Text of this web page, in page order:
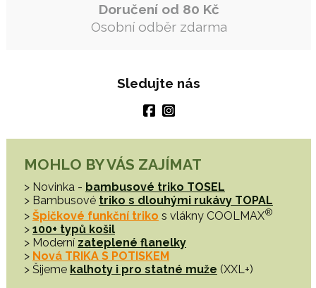
Doručení od 80 Kč
Osobní odběr zdarma
Sledujte nás
MOHLO BY VÁS ZAJÍMAT
> Novinka - bambusové triko TOSEL
> Bambusové triko s dlouhými rukávy TOPAL
> Špičkové funkční triko s vlákny COOLMAX®
> 100+ typů košil
> Moderní zateplené flanelky
> Nová TRIKA S POTISKEM
> Šijeme kalhoty i pro statné muže (XXL+)